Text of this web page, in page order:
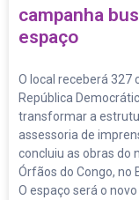
campanha
espaço
O local receberá 327
República
transformar a
assessoria de
concluiu as obras do
Órfãos do Congo, no
O espaço será o